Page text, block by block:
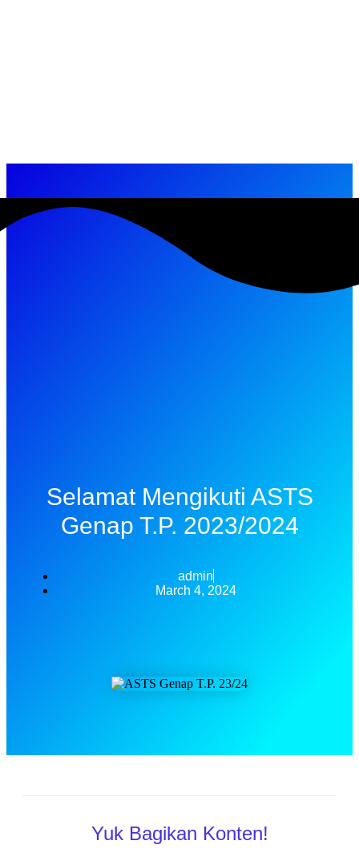
Selamat Mengikuti ASTS
Genap T.P. 2023/2024
admin
March 4, 2024
Yuk Bagikan Konten!